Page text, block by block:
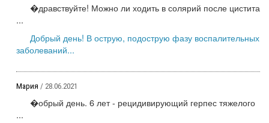
�дравствуйте! Можно ли ходить в солярий после цистита
...
Добрый день! В острую, подострую фазу воспалительных
заболеваний...
Мария / 28.06.2021
�обрый день. 6 лет - рецидивирующий герпес тяжелого
...